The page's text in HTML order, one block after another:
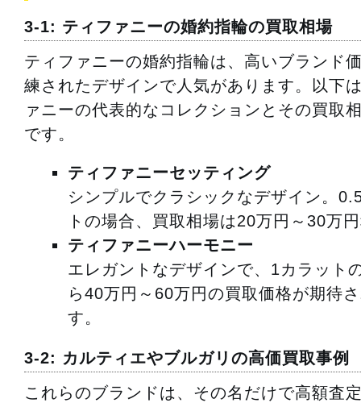
3-1: ティファニーの婚約指輪の買取相場
ティファニーの婚約指輪は、高いブランド
練されたデザインで人気があります。以下
ァニーの代表的なコレクションとその買取
です。
ティファニーセッティング
シンプルでクラシックなデザイン。
トの場合、買取相場は20万円～30万
ティファニーハーモニー
エレガントなデザインで、1カラット
ら40万円～60万円の買取価格が期待
す。
3-2: カルティエやブルガリの高価買取事例
これらのブランドは、その名だけで高額査